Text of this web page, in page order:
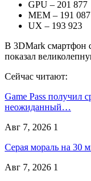
GPU – 201 877
MEM – 191 087
UX – 193 923
В 3DMark смартфон
показал
Сейчас читают:
Game Pass получил
неожиданный…
Авг 7, 2026 1
Серая мораль на 30
Авг 7, 2026 1